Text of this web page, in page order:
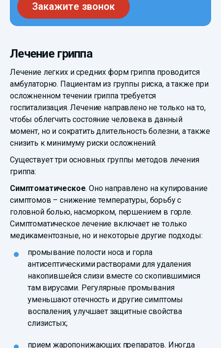
Закажите звонок
Лечение гриппа
Лечение легких и средних форм гриппа проводится
амбулаторно. Пациентам из группы риска, а также при
осложненном течении гриппа требуется
госпитализация. Лечение направлено не только на то,
чтобы облегчить состояние человека в данный
момент, но и сократить длительность болезни, а также
снизить к минимуму риски осложнений.
Существует три основных группы методов лечения
гриппа:
Симптоматическое. Оно направлено на купирование
симптомов – снижение температуры, борьбу с
головной болью, насморком, першением в горле.
Симптоматическое лечение включает не только
медикаментозные, но и некоторые другие подходы:
промывание полости носа и горла
антисептическими растворами для удаления
накопившейся слизи вместе со скопившимися
там вирусами. Регулярные промывания
уменьшают отечность и другие симптомы
воспаления, улучшает защитные свойства
слизистых;
прием жаропонижающих препаратов. Иногда